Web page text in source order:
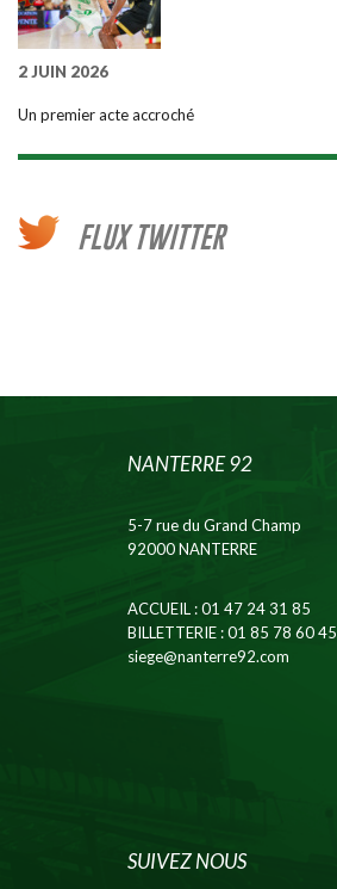
2 JUIN 2026
Un premier acte accroché
FLUX TWITTER
NANTERRE 92
5-7 rue du Grand Champ
92000 NANTERRE
ACCUEIL: 01 47 24 31 85
BILLETTERIE: 01 85 78 60 45
siege@nanterre92.com
SUIVEZ NOUS